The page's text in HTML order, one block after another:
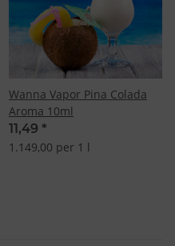
Wanna Vapor Pina Colada
Aroma 10ml
11,49 *
1.149,00 per 1 l